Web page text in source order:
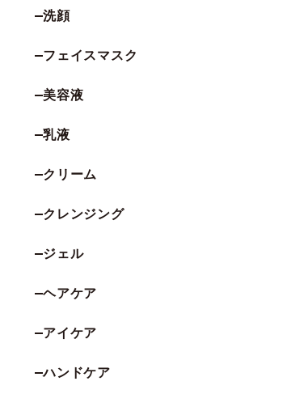
洗顔
フェイスマスク
美容液
乳液
クリーム
クレンジング
ジェル
ヘアケア
アイケア
ハンドケア